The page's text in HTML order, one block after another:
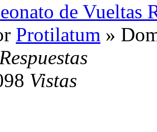
de Vueltas
Protilatum »
Vistas